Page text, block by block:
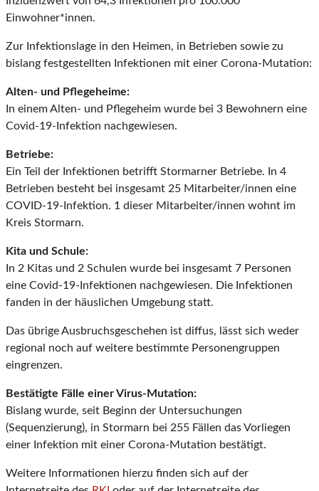
Einwohner*innen.
Zur Infektionslage in den Heimen, in Betrieben sowie zu
bislang festgestellten Infektionen mit einer Corona-Mutation:
Alten- und Pflegeheime:
In einem Alten- und Pflegeheim wurde bei 3 Bewohnern eine
Covid-19-Infektion nachgewiesen.
Betriebe:
Ein Teil der Infektionen betrifft Stormarner Betriebe. In 4
Betrieben besteht bei insgesamt 25 Mitarbeiter/innen eine
COVID-19-Infektion. 1 dieser Mitarbeiter/innen wohnt im
Kreis Stormarn.
Kita und Schule:
In 2 Kitas und 2 Schulen wurde bei insgesamt 7 Personen
eine Covid-19-Infektionen nachgewiesen. Die Infektionen
fanden in der häuslichen Umgebung statt.
Das übrige Ausbruchsgeschehen ist diffus, lässt sich weder
regional noch auf weitere bestimmte Personengruppen
eingrenzen.
Bestätigte Fälle einer Virus-Mutation:
Bislang wurde, seit Beginn der Untersuchungen
(Sequenzierung), in Stormarn bei 255 Fällen das Vorliegen
einer Infektion mit einer Corona-Mutation bestätigt.
Weitere Informationen hierzu finden sich auf der